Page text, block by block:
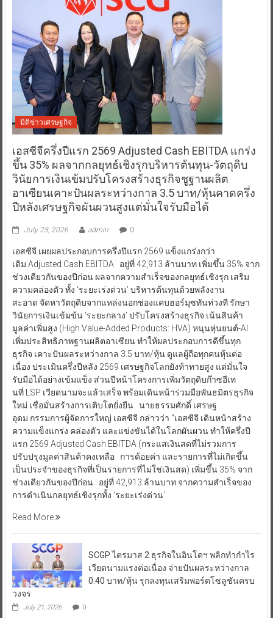
มิติข่าวเศรษฐกิจ
เอสซีจีครึ่งปีแรก 2569 Adjusted Cash EBITDA แกร่ง
ขึ้น 35% ผลจากกลยุทธ์เชิงรุกบริหารต้นทุน-วัตถุดิบ
วินัยการเงินเข้มปรับโครงสร้างธุรกิจชูฐานผลิต
อาเซียนเคาะปันผลระหว่างกาล 3.5 บาท/หุ้นคาดครึ่ง
ปีหลังเศรษฐกิจผันผวนสูงแต่มั่นใจรับมือได้
July 23, 2026 admin 0
เอสซีจี เผยผลประกอบการครึ่งปีแรก 2569 แข็งแกร่งกว่า
เดิม Adjusted Cash EBITDA อยู่ที่ 42,913 ล้านบาท เพิ่มขึ้น 35% จาก
ช่วงเดียวกันของปีก่อน ผลจากความสำเร็จของกลยุทธ์เชิงรุก เสริม
ความคล่องตัว ทั้ง ‘ระยะเร่งด่วน’ บริหารต้นทุนด้วยพลังงาน
สะอาด จัดหาวัตถุดิบจากแหล่งนอกช่องแคบฮอร์มุซทันท่วงที รักษา
วินัยการเงินเข้มข้น ‘ระยะกลาง’ ปรับโครงสร้างธุรกิจ เน้นสินค้า
มูลค่าเพิ่มสูง (High Value-Added Products: HVA) หนุนหุ่นยนต์-AI
เพิ่มประสิทธิภาพฐานผลิตอาเซียน ทำให้ผลประกอบการดีขึ้นทุก
ธุรกิจ เคาะปันผลระหว่างกาล 3.5 บาท/หุ้น ดูแลผู้ถือทุกคนหุ้นต่อ
เนื่อง ประเมินครึ่งปีหลัง 2569 เศรษฐกิจโลกยังท้าทายสูง แต่มั่นใจ
รับมือได้อย่างเข้มแข็ง ส่วนปีหน้าโครงการเพิ่มวัตถุดิบก๊าซอีเท
นที่ LSP เวียดนามจะแล้วเสร็จ พร้อมเดินหน้าร่วมมือพันธมิตรธุรกิจ
ใหม่ เชื่อมั่นสร้างการเติบโตยั่งยืน นายธรรมศักดิ์ เศรษฐ
อุดม กรรมการผู้จัดการใหญ่ เอสซีจี กล่าวว่า “เอสซีจี เดินหน้าสร้าง
ความแข็งแกร่ง คล่องตัว และแข่งขันได้ในโลกผันผวน ทำให้ครึ่งปี
แรก 2569 Adjusted Cash EBITDA (กระแสเงินสดที่ไม่รวมการ
ปรับปรุงมูลค่าสินค้าคงเหลือ การด้อยค่า และรายการที่ไม่เกิดขึ้น
เป็นประจำของธุรกิจที่เป็นรายการที่ไม่ใช่เงินสด) เพิ่มขึ้น 35% จาก
ช่วงเดียวกันของปีก่อน อยู่ที่ 42,913 ล้านบาท จากความสำเร็จของ
การดำเนินกลยุทธ์เชิงรุกทั้ง ‘ระยะเร่งด่วน’
Read More
SCGP ไตรมาส 2 ธุรกิจในอินโดฯ พลิกทำกำไร
เวียดนามแรงต่อเนื่อง จ่ายปันผลระหว่างกาล
0.40 บาท/หุ้น รุกลงทุนเสริมพอร์ตโซลูชันครบ
วงจร
July 21, 2026 0